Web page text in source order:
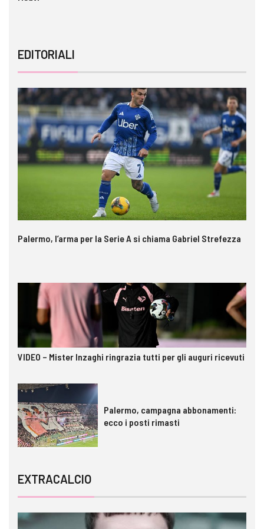
EDITORIALI
Palermo, l’arma per la Serie A si chiama Gabriel Strefezza
VIDEO – Mister Inzaghi ringrazia tutti per gli auguri ricevuti
Palermo, campagna abbonamenti:
ecco i posti rimasti
EXTRACALCIO